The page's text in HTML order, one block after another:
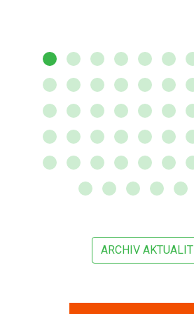
ARCHIV AKTUALIT